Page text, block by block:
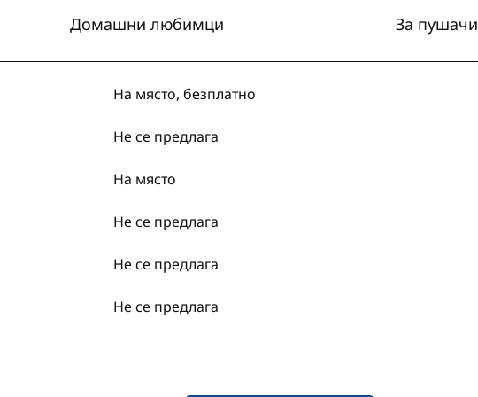
Домашни любимци За пушачи
На място, безплатно
Не се предлага
На място
Не се предлага
Не се предлага
Не се предлага